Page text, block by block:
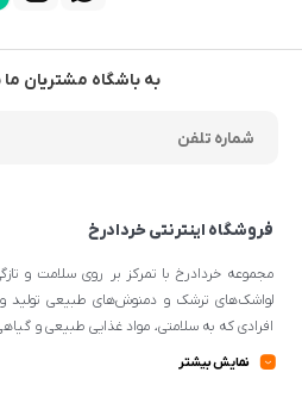
به باشگاه مشتریان ما
فروشگاه اینترنتی خردادرخ
مجموعه خردادرخ با تمرکز بر روی سلامت و
لواشک‌های ترشک و دمنوش‌های طبیعی تولید
افرادی که به سلامتی، مواد غذایی طبیعی و
به اینکه از مواد اولیه طبیعی و کیفیتی برای
نمایش بیشتر